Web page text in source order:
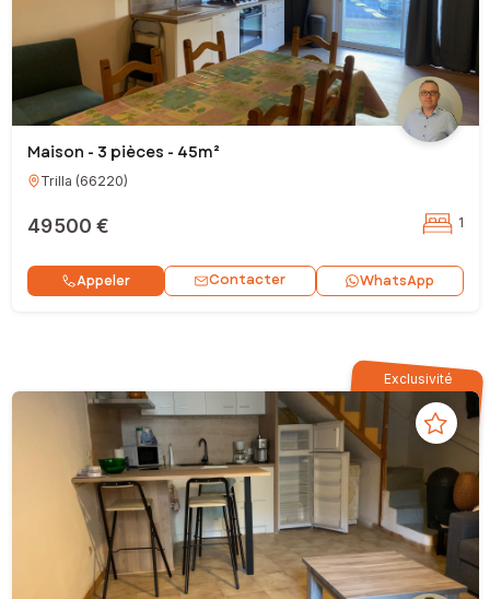
Maison - 3 pièces - 45m²
Trilla (66220)
49 500 € 1
Appeler Contacter WhatsApp
Exclusivité